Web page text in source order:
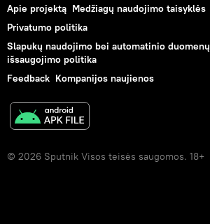
Apie projektą Medžiagų naudojimo taisyklės
Privatumo politika
Slapukų naudojimo bei automatinio duomenų
išsaugojimo politika
Feedback Kompanijos naujienos
© 2026 Sputnik Visos teisės saugomos. 18+